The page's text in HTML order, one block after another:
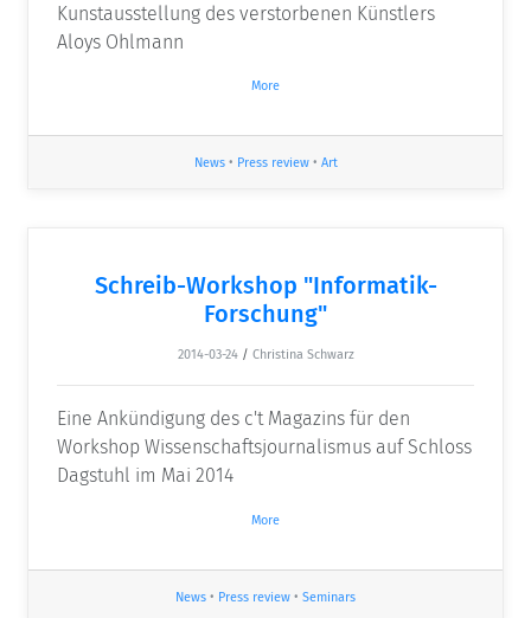
Kunstausstellung des verstorbenen Künstlers
Aloys Ohlmann
More
News• Press review• Art
Schreib-Workshop "Informatik-
Forschung"
2014-03-24 / Christina Schwarz
Eine Ankündigung des c't Magazins für den
Workshop Wissenschaftsjournalismus auf Schloss
Dagstuhl im Mai 2014
More
News • Press review • Seminars